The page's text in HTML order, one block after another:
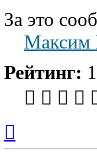
За это
Максим
Рейтинг:
началу